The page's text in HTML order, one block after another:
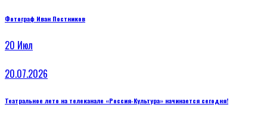
Фотограф Иван Постников
20 Июл
20.07.2026
Театральное лето на телеканале «Россия‑Культура» начинается сегодня!